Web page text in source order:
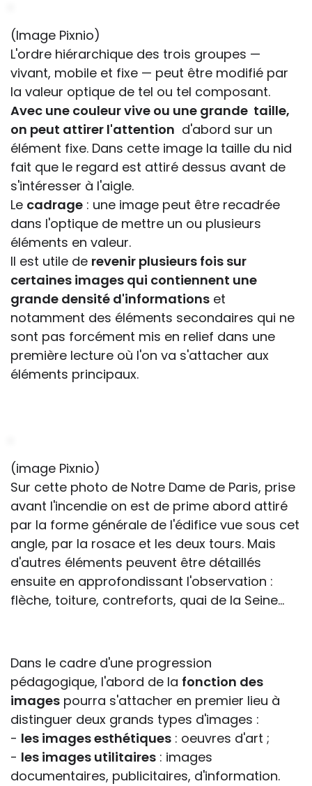
(Image Pixnio)
L'ordre hiérarchique des trois groupes —
vivant, mobile et fixe — peut être modifié par
la valeur optique de tel ou tel composant.
Avec une couleur vive ou une grande taille,
on peut attirer l'attention d'abord sur un
élément fixe. Dans cette image la taille du nid
fait que le regard est attiré dessus avant de
s'intéresser à l'aigle.
Le cadrage : une image peut être recadrée
dans l'optique de mettre un ou plusieurs
éléments en valeur.
Il est utile de revenir plusieurs fois sur
certaines images qui contiennent une
grande densité d'informations et
notamment des éléments secondaires qui ne
sont pas forcément mis en relief dans une
première lecture où l'on va s'attacher aux
éléments principaux.
(image Pixnio)
Sur cette photo de Notre Dame de Paris, prise
avant l'incendie on est de prime abord attiré
par la forme générale de l'édifice vue sous cet
angle, par la rosace et les deux tours. Mais
d'autres éléments peuvent être détaillés
ensuite en approfondissant l'observation :
flèche, toiture, contreforts, quai de la Seine…
Dans le cadre d'une progression
pédagogique, l'abord de la fonction des
images pourra s'attacher en premier lieu à
distinguer deux grands types d'images :
- les images esthétiques : oeuvres d'art ;
- les images utilitaires : images
documentaires, publicitaires, d'information.